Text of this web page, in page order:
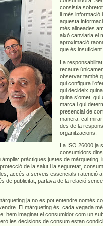
consistia
li més informació
aquesta
més alineades
això canviaria el
aproximació
que és insuficient.
La
recaure
observar també
qui configura
qui decideix
quina s’omet,
marca i qui
presencial de
manera: cal
des de la
organitzacions.
La ISO 26000 ja
consumidors
pràctiques justes de màrqueting,
de la salut i la seguretat,
accés a serveis essencials i atenció
de publicitat; parlava de la relació
ja no es pot entendre només
El màrqueting és, cada vegada
hem imaginat el consumidor com un
les decisions de consum estan